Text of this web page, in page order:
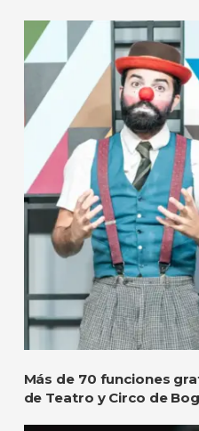
Más de 70 funciones
de Teatro y Circo de